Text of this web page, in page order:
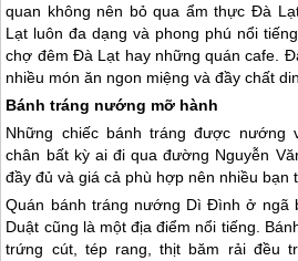
quan không nên bỏ qua ẩm thực Đà
Lạt luôn đa dạng và phong phú nổi
chợ đêm Đà Lạt hay những quán cafe.
nhiều món ăn ngon miệng và đầy chất
Bánh tráng nướng mỡ hành
Những chiếc bánh tráng được nướng
chân bất kỳ ai đi qua đường Nguyễn
đầy đủ và giá cả phù hợp nên nhiều bạn
Quán bánh tráng nướng Dì Đình ở ngã
Duật cũng là một địa điểm nổi tiếng.
trứng cút, tép rang, thịt băm rải đều